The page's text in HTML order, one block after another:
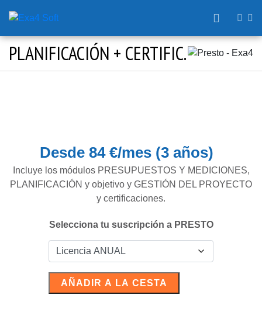
PLANIFICACIÓN + CERTIFIC.
Desde 84 €/mes (3 años)
Incluye los módulos PRESUPUESTOS Y MEDICIONES,
PLANIFICACIÓN y objetivo y GESTIÓN DEL PROYECTO
y certificaciones.
Selecciona tu suscripción a PRESTO
PLANIFICACIÓN
+
AÑADIR A LA CESTA